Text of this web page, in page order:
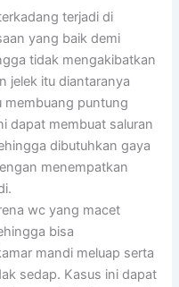
terjadi di
yang baik demi
tidak mengakibatkan
jelek itu diantaranya
membuang puntung
dapat membuat saluran
dibutuhkan gaya
menempatkan
wc yang macet
bisa
mandi meluap serta
sedap. Kasus ini dapat